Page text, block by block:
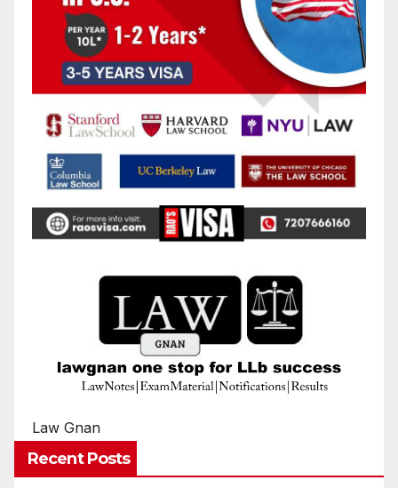
Law Gnan
Recent Posts